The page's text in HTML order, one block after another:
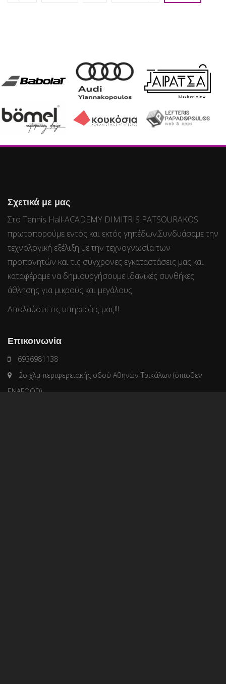
Σχετικά με μας
Στο Tennis Hall-ACADEMY DIMITRIS PATSOURAKOS
πρωτοπορούμε εντός και εκτός γηπέδων.Συνδυάσαμε την
τεχνολογική εξέλιξη με την τεχνογνωσία των
προπονητών και τις σύγχρονες εγκαταστάσεις μας και
καταφέραμε να δημιουργήσουμε ιδανικές συνθήκες
άθλησης για μικρούς και μεγάλους.
Απολαύστε τις υπηρεσίες μας!!!
Επικοινωνία
6936981138
2ο χλμ περιφερειακής οδού Αθηνών-Τρικάλων (όπισθεν
ENAFOOD)